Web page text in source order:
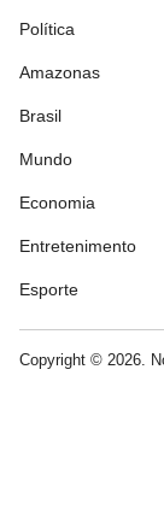
Política
Amazonas
Brasil
Mundo
Economia
Entretenimento
Esporte
Copyright © 2026.